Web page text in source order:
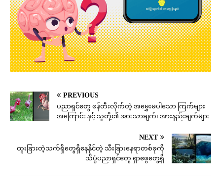
PREVIOUS
ပညာရှင်တွေ ဖန်တီးလိုက်တဲ့ အမွှေးမပါသော ကြက်များ
အကြောင်း နှင့် သူတို့၏ အားသာချက်၊ အားနည်းချက်များ
NEXT
ထူးခြားတဲ့သက်ရှိတွေရှိနေနိုင်တဲ့ သီးခြားနေရာတစ်ခုကို
သိပ္ပံပညာရှင်တွေ ရှာဖွေတွေ့ရှိ